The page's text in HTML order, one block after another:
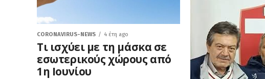
CORONAVIRUS-NEWS 4 έτη ago
Τι ισχύει με τη μάσκα σε
εσωτερικούς χώρους από
1η Ιουνίου